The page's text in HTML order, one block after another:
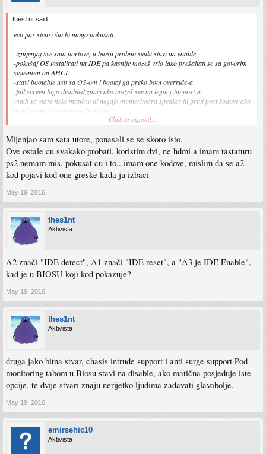
thes1nt said:
evo par stvari što bi mogo pokušati:
-izmjenjaj sve sata portove, u biosu probno svaki stavi na enable
-pokušaj OS instalirati na IDE pa kasnije možeš vrlo lako prešaltati se sa govorim
sistemom na AHCI.
-stavi bootable usb sa OS-om i bootaj ga preko boot override-a
-full screen logo disabled,znači ako možeš sve na legacy tip post-a
-nađi sa stare neke matične ili negdje motherboard speaker ili prati post kodove ako
matična ima svoj post-code displej
-stavi miš na ps2 (ako imaš ps2 miš ili adapter)
pci-e slotove.
Click to expand...
Mijenjao sam sata utore, ponasali se se skoro isto.
Ove ostale cu svakako probati, koristim dvi, ne hdmi a imam tastaturu
ps2 nemam mis, pokusat cu i to...imam one kodove, mislim da se a2
kod pojavi kod one greske kada ju izbaci
May 19, 2016
thes1nt
Aktivista
A2 znači "IDE detect", A1 znači "IDE reset", a "A3 je IDE Enable",
kad je u BIOSU koji kod pokazuje?
May 19, 2016
thes1nt
Aktivista
druga jako bitna stvar, chasis intrude support i anti surge support Pod
monitoring tabom u Biosu stavi na disable, ako matična posjeduje iste
opcije. te dvije stvari znaju nerijetko ljudima zadavati glavobolje.
May 19, 2016
emirsehic10
Aktivista